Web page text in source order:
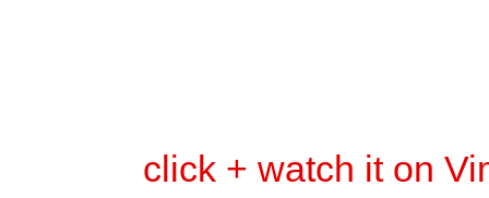
click + watch it on